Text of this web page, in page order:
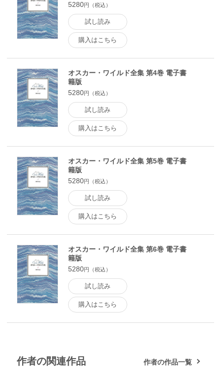
5280円（税込）
試し読み
購入はこちら
オスカー・ワイルド全集 第4巻 電子書
籍版
5280円（税込）
試し読み
購入はこちら
オスカー・ワイルド全集 第5巻 電子書
籍版
5280円（税込）
試し読み
購入はこちら
オスカー・ワイルド全集 第6巻 電子書
籍版
5280円（税込）
試し読み
購入はこちら
作者の関連作品 作者の作品一覧